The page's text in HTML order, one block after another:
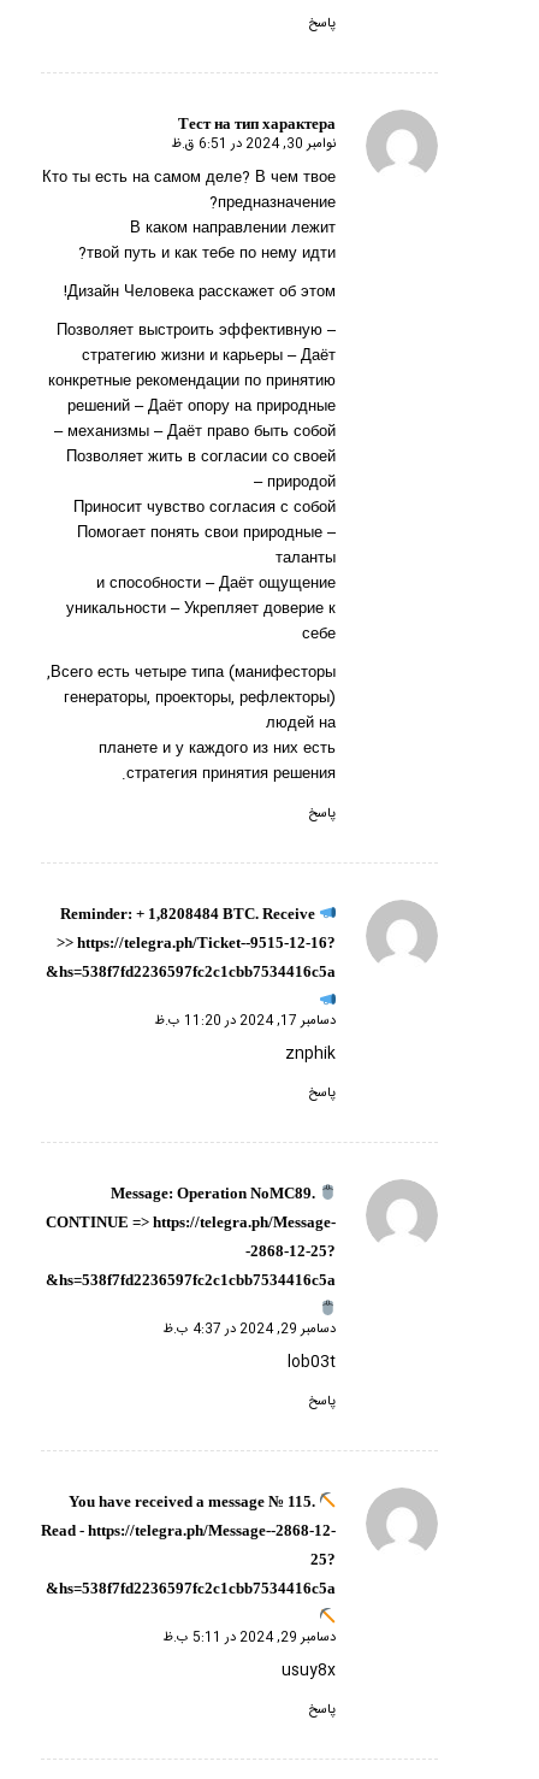
پاسخ
Тест на тип характера
گفته:
نوامبر 30, 2024 در 6:51 ق.ظ
Кто ты есть на самом деле? В чем твое
предназначение?
В каком направлении лежит
твой путь и как тебе по нему идти?
Дизайн Человека расскажет об этом!
– Позволяет выстроить эффективную
стратегию жизни и карьеры – Даёт
конкретные рекомендации по принятию
решений – Даёт опору на природные
механизмы – Даёт право быть собой –
Позволяет жить в согласии со своей
природой –
Приносит чувство согласия с собой
– Помогает понять свои природные
таланты
и способности – Даёт ощущение
уникальности – Укрепляет доверие к
себе
Всего есть четыре типа (манифесторы,
генераторы, проекторы, рефлекторы)
людей на
планете и у каждого из них есть
стратегия принятия решения.
پاسخ
Reminder: + 1,8208484 BTC. Receive
>> https://telegra.ph/Ticket--9515-12-16?
hs=538f7fd2236597fc2c1cbb7534416c5a&
گفته:
دسامبر 17, 2024 در 11:20 ب.ظ
znphik
پاسخ
Message: Operation NoMC89.
CONTINUE => https://telegra.ph/Message-
-2868-12-25?
hs=538f7fd2236597fc2c1cbb7534416c5a&
گفته:
دسامبر 29, 2024 در 4:37 ب.ظ
lob03t
پاسخ
You have received a message № 115.
Read - https://telegra.ph/Message--2868-12-
25?
hs=538f7fd2236597fc2c1cbb7534416c5a&
گفته:
دسامبر 29, 2024 در 5:11 ب.ظ
usuy8x
پاسخ